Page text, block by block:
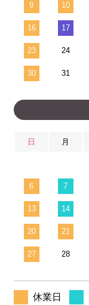
9 10
16 17
23 24
30 31
日 月
6 7
13 14
20 21
27 28
休業日